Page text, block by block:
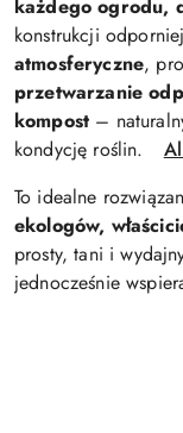
każdego ogrodu,
konstrukcji
atmosferyczne,
przetwarzanie
kompost –
kondycję roślin.
To idealne
ekologów,
prosty, tani i
jednocześnie